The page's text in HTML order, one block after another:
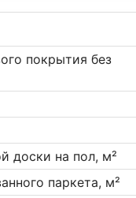
покрытия без
доски на пол, м²
паркета, м²